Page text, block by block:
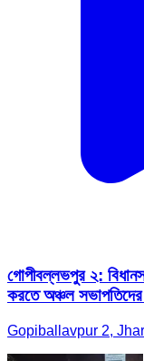
গোপীবল্লভপুর ২:
করতে অঞ্চল
Gopiballavpur 2,